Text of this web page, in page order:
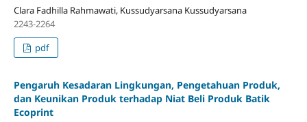
Clara Fadhilla Rahmawati, Kussudyarsana Kussudyarsana
2243-2264
pdf
Pengaruh Kesadaran Lingkungan, Pengetahuan Produk,
dan Keunikan Produk terhadap Niat Beli Produk Batik
Ecoprint